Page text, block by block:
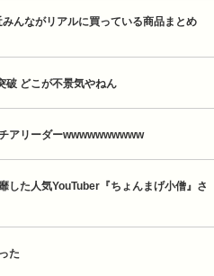
んながリアルに買っている商品まとめ
破 どこが不景気やねん
アリーダーwwwwwwwwww
した人気YouTuber『ちょんまげ小僧』さ
た